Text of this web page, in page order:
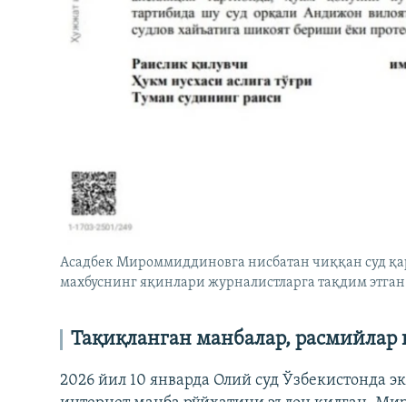
Асадбек Мироммиддиновга нисбатан чиққан суд
махбуснинг яқинлари журналистларга тақдим
Тақиқланган манбалар, расмийлар
2026 йил 10 январда Олий суд Ўзбекистонда